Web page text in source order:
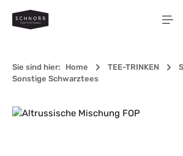
Zum Hauptinhalt springen
Sie sind hier: Home TEE-TRINKEN
Sonstige Schwarztees
Bildergalerie überspringen